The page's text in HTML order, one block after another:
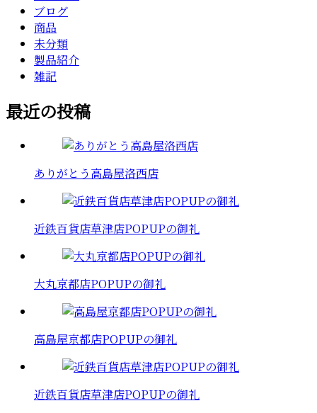
ブログ
商品
未分類
製品紹介
雑記
最近の投稿
ありがとう高島屋洛西店
近鉄百貨店草津店POPUPの御礼
大丸京都店POPUPの御礼
高島屋京都店POPUPの御礼
近鉄百貨店草津店POPUPの御礼